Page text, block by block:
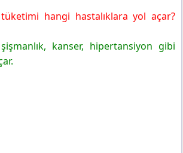
hangi hastalıklara yol açar?
kanser, hipertansiyon gibi